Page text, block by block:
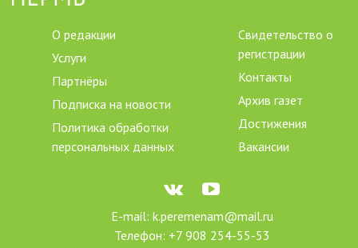
О редакции
Услуги
Партнёры
Подписка на новости
Политика обработки
персональных данных
Свидетельство о
регистрации
Контакты
Архив газет
Достижения
Вакансии
E-mail: k.peremenam@mail.ru
Телефон: +7 908 254-55-53